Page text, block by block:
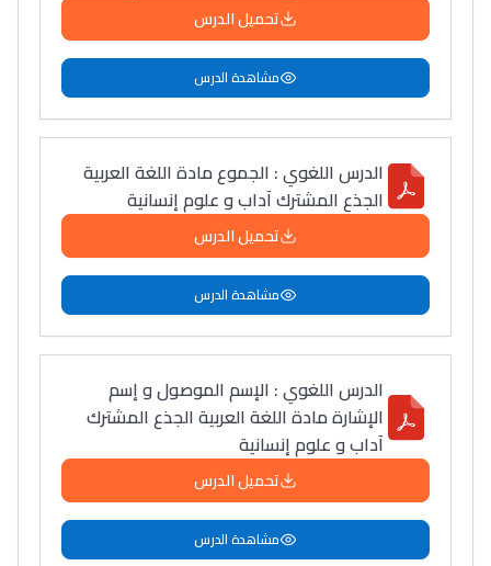
تحميل الدرس
مشاهدة الدرس
الدرس اللغوي : الجموع مادة اللغة العربية
الجذع المشترك آداب و علوم إنسانية
تحميل الدرس
مشاهدة الدرس
الدرس اللغوي : الإسم الموصول و إسم
الإشارة مادة اللغة العربية الجذع المشترك
آداب و علوم إنسانية
تحميل الدرس
مشاهدة الدرس